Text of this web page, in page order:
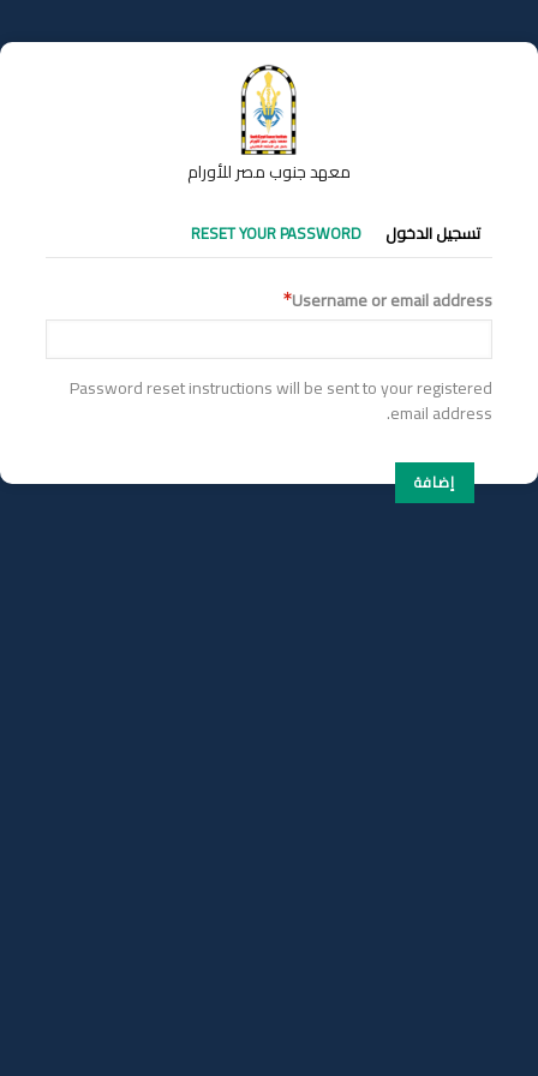
إلى
المحتوى
معهد جنوب مصر للأورام
التبويبات
الأساسية
تسجيل الدخول RESET YOUR PASSWORD
Username or email address
Password reset instructions will be sent to your registered
email address.